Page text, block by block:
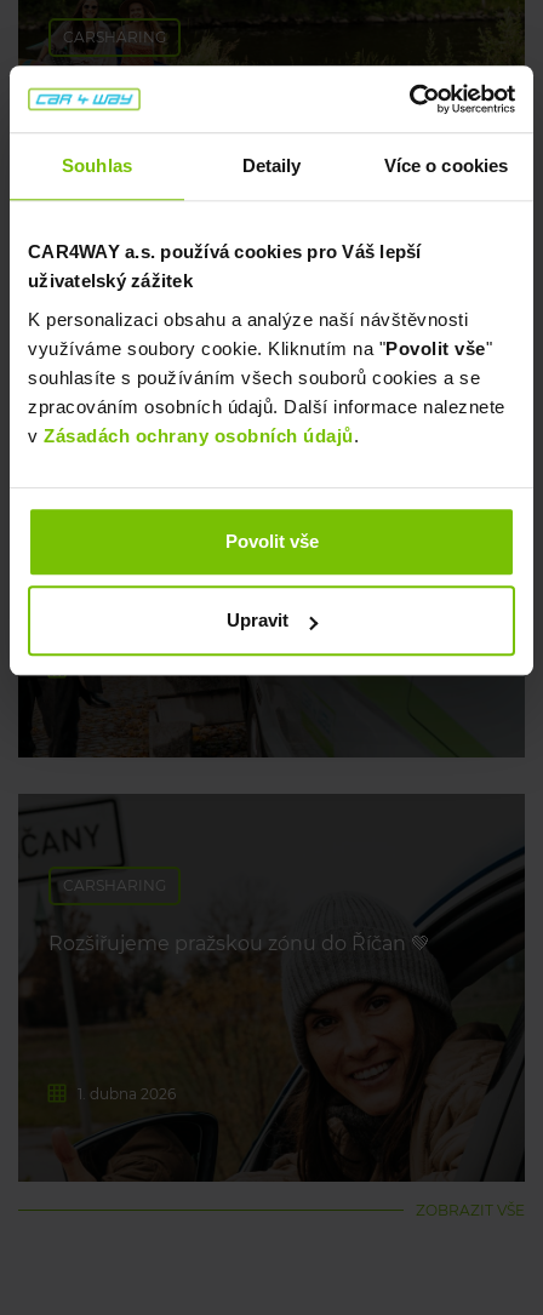
Souhlas Detaily Více o cookies
CAR4WAY a.s. používá cookies pro Váš lepší
uživatelský zážitek
K personalizaci obsahu a analýze naší návštěvnosti
využíváme soubory cookie. Kliknutím na "Povolit vše"
souhlasíte s používáním všech souborů cookies a se
zpracováním osobních údajů. Další informace naleznete
v Zásadách ochrany osobních údajů.
Povolit vše
Upravit
CARSHARING
Tipy na pohodové koupání 💦
8. července 2026
CARSHARING
Rozšiřujeme pražskou zónu do Říčan 💚
1. dubna 2026
ZOBRAZIT VŠE